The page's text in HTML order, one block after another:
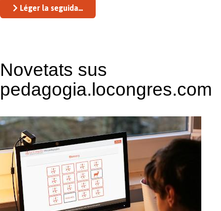
Léger la seguida...
Novetats sus
pedagogia.locongres.com